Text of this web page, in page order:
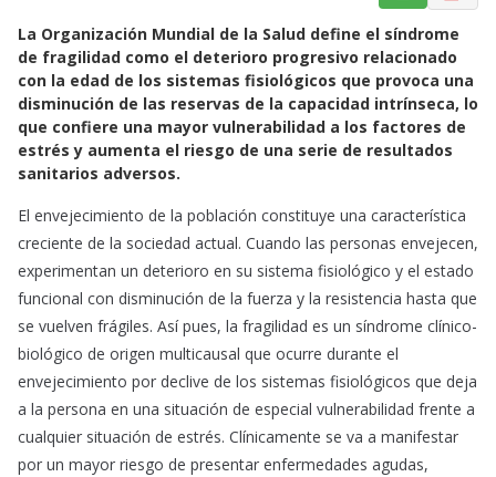
c
e
b
o
o
k
a
t
s
A
p
p
a
i
l
La Organización Mundial de la Salud define el síndrome
de fragilidad como el deterioro progresivo relacionado
con la edad de los sistemas fisiológicos que provoca una
disminución de las reservas de la capacidad intrínseca, lo
que confiere una mayor vulnerabilidad a los factores de
estrés y aumenta el riesgo de una serie de resultados
sanitarios adversos.
El envejecimiento de la población constituye una característica
creciente de la sociedad actual. Cuando las personas envejecen,
experimentan un deterioro en su sistema fisiológico y el estado
funcional con disminución de la fuerza y la resistencia hasta que
se vuelven frágiles. Así pues, la fragilidad es un síndrome clínico-
biológico de origen multicausal que ocurre durante el
envejecimiento por declive de los sistemas fisiológicos que deja
a la persona en una situación de especial vulnerabilidad frente a
cualquier situación de estrés. Clínicamente se va a manifestar
por un mayor riesgo de presentar enfermedades agudas,